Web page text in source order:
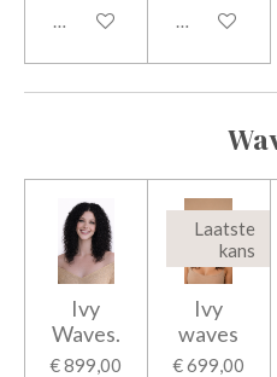
Bekijk details Bekijk details
Ivy
Waves.
€ 899,00
Laatste
kans
Ivy
waves
€ 699,00